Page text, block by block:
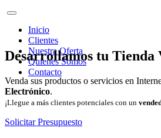
Inicio
Clientes
Nuestra Oferta
Quienes Somos
Contacto
Desarrollamos tu Tienda
Venda sus productos o servicios en
Electrónico.
¡Llegue a más clientes potenciales con un
Solicitar Presupuesto